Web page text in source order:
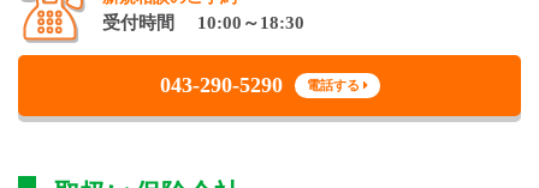
受付時間 10:00～18:30
043-290-5290 電話する